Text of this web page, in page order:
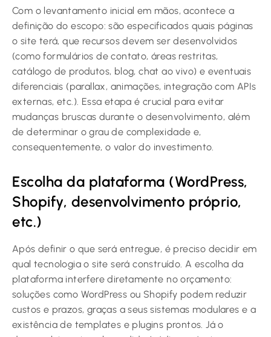
Com o levantamento inicial em mãos, acontece a
definição do escopo: são especificados quais páginas
o site terá, que recursos devem ser desenvolvidos
(como formulários de contato, áreas restritas,
catálogo de produtos, blog, chat ao vivo) e eventuais
diferenciais (parallax, animações, integração com APIs
externas, etc.). Essa etapa é crucial para evitar
mudanças bruscas durante o desenvolvimento, além
de determinar o grau de complexidade e,
consequentemente, o valor do investimento.
Escolha da plataforma (WordPress,
Shopify, desenvolvimento próprio,
etc.)
Após definir o que será entregue, é preciso decidir em
qual tecnologia o site será construído. A escolha da
plataforma interfere diretamente no orçamento:
soluções como WordPress ou Shopify podem reduzir
custos e prazos, graças a seus sistemas modulares e a
existência de templates e plugins prontos. Já o